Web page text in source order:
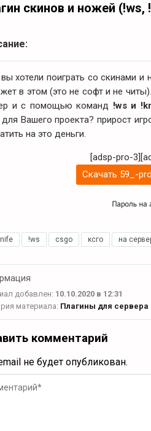
скинов и ножей (!ws,
хотели поиграть со скинами и
в этом (это не софт и не
и с помощью команд !ws и
Вашего проекта? прирост
на это деньги.
[adsp-pro-
Скачать 59_-
!ws csgo ксго на
добавлен: 10.10.2020 в 12:31
материала: Плагины для сервера
комментарий
не будет опубликован.